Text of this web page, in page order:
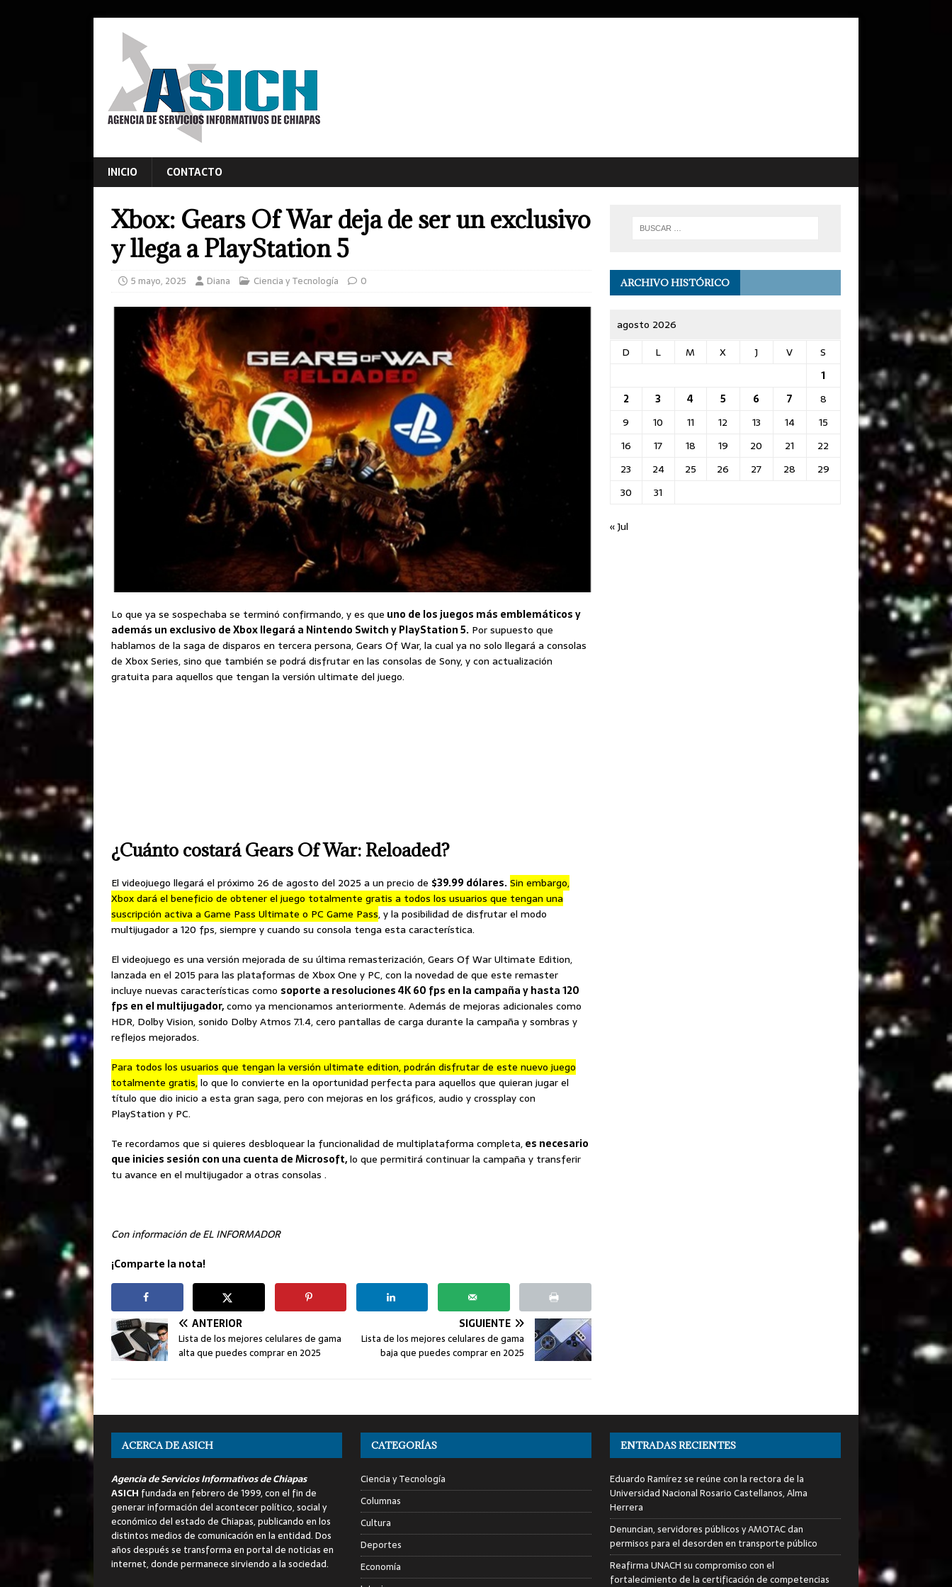
INICIO CONTACTO
Xbox: Gears Of War deja de ser un exclusivo
y llega a PlayStation 5
5 mayo, 2025 Diana Ciencia y Tecnología 0
Lo que ya se sospechaba se terminó confirmando, y es que uno de los juegos más emblemáticos y
además un exclusivo de Xbox llegará a Nintendo Switch y PlayStation 5. Por supuesto que
hablamos de la saga de disparos en tercera persona, Gears Of War, la cual ya no solo llegará a consolas
de Xbox Series, sino que también se podrá disfrutar en las consolas de Sony, y con actualización
gratuita para aquellos que tengan la versión ultimate del juego.
¿Cuánto costará Gears Of War: Reloaded?
El videojuego llegará el próximo 26 de agosto del 2025 a un precio de $39.99 dólares.Sin embargo,
Xbox dará el beneficio de obtener el juego totalmente gratis a todos los usuarios que tengan una
suscripción activa a Game Pass Ultimate o PC Game Pass, y la posibilidad de disfrutar el modo
multijugador a 120 fps, siempre y cuando su consola tenga esta característica.
El videojuego es una versión mejorada de su última remasterización, Gears Of War Ultimate Edition,
lanzada en el 2015 para las plataformas de Xbox One y PC, con la novedad de que este remaster
incluye nuevas características como soporte a resoluciones 4K 60 fps en la campaña y hasta 120
fps en el multijugador,como ya mencionamos anteriormente. Además de mejoras adicionales como
HDR, Dolby Vision, sonido Dolby Atmos 7.1.4, cero pantallas de carga durante la campaña y sombras y
reflejos mejorados.
Para todos los usuarios que tengan la versión ultimate edition, podrán disfrutar de este nuevo juego
totalmente gratis,lo que lo convierte en la oportunidad perfecta para aquellos que quieran jugar el
título que dio inicio a esta gran saga, pero con mejoras en los gráficos, audio y crossplay con
PlayStation y PC.
Te recordamos que si quieres desbloquear la funcionalidad de multiplataforma completa,es necesario
que inicies sesión con una cuenta de Microsoft,lo que permitirá continuar la campaña y transferir
tu avance en el multijugador a otras consolas .
Con información de EL INFORMADOR
¡Comparte la nota!
ANTERIOR
Lista de los mejores celulares de gama
alta que puedes comprar en 2025
SIGUIENTE
Lista de los mejores celulares de gama
baja que puedes comprar en 2025
ARCHIVO HISTÓRICO
agosto 2026
D
L M X J V
S
1
2
3 4 5 6 7
8
9
10 11 12 13 14
15
16
17 18 19 20 21
22
23
24 25 26 27 28
29
30
31
« Jul
ACERCA DE ASICH
Agencia de Servicios Informativos de Chiapas
ASICH fundada en febrero de 1999, con el fin de
generar información del acontecer político, social y
económico del estado de Chiapas, publicando en los
distintos medios de comunicación en la entidad. Dos
años después se transforma en portal de noticias en
internet, donde permanece sirviendo a la sociedad.
CATEGORÍAS
Ciencia y Tecnología
Columnas
Cultura
Deportes
Economía
ENTRADAS RECIENTES
Eduardo Ramírez se reúne con la rectora de la
Universidad Nacional Rosario Castellanos, Alma
Herrera
Denuncian, servidores públicos y AMOTAC dan
permisos para el desorden en transporte público
Reafirma UNACH su compromiso con el
fortalecimiento de la certificación de competencias